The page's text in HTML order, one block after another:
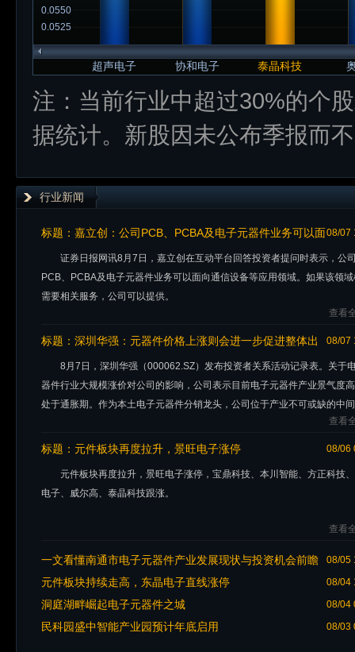
超声电子 协和电子 泰晶科技
0.0525
0.0550
注：当前行业中超过30%的个
据统计。新股因未公布季报而
行业新闻
08/07
标题： 嘉立创：公司PCB、PCBA及电子元器件业务可以面
证券日报网讯8月7日，嘉立创在互动平台回答投资者提问时表示，公
PCB、PCBA及电子元器件业务可以面向通信设备等应用领域。如果该领
需要相关服务，公司可以提供。
查看
08/07
标题： 深圳华强：元器件价格上涨则会进一步促进整体出
8月7日，深圳华强（000062.SZ）发布投资者关系活动记录表。关于
器件行业大规模涨价对公司的影响，公司表示目前电子元器件产业景气度
处于通胀期。作为本土电子元器件分销龙头，公司位于产业不可或缺的中
查看
08/06
标题： 元件板块再度拉升，景旺电子涨停
元件板块再度拉升，景旺电子涨停，宝鼎科技、本川智能、方正科技
电子、威尔高、泰晶科技跟涨。
查看
08/05
一文看懂南通市电子元器件产业发展现状与投资机会前瞻
（附电子元器件产业现状、空间布局、投资机会分析等）
08/04
元件板块持续走高，东晶电子直线涨停
08/04
洞庭湖畔崛起电子元器件之城
08/03
民科园盛中智能产业园预计年底启用